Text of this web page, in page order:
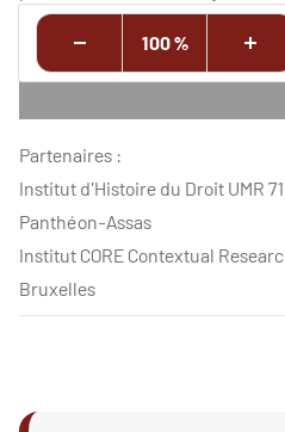
100 %
Partenaires :
Institut d'Histoire du Droit UMR
Panthéon-Assas
Institut CORE Contextual
Bruxelles